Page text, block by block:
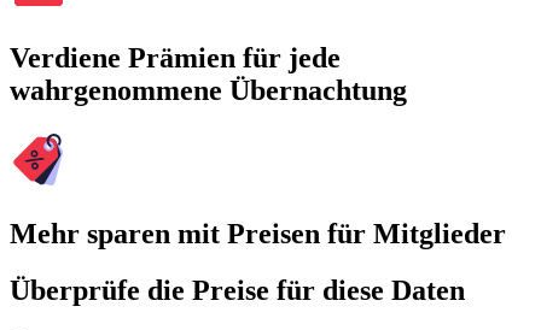
Verdiene Prämien für jede
wahrgenommene Übernachtung
Mehr sparen mit Preisen für Mitglieder
Überprüfe die Preise für diese Daten